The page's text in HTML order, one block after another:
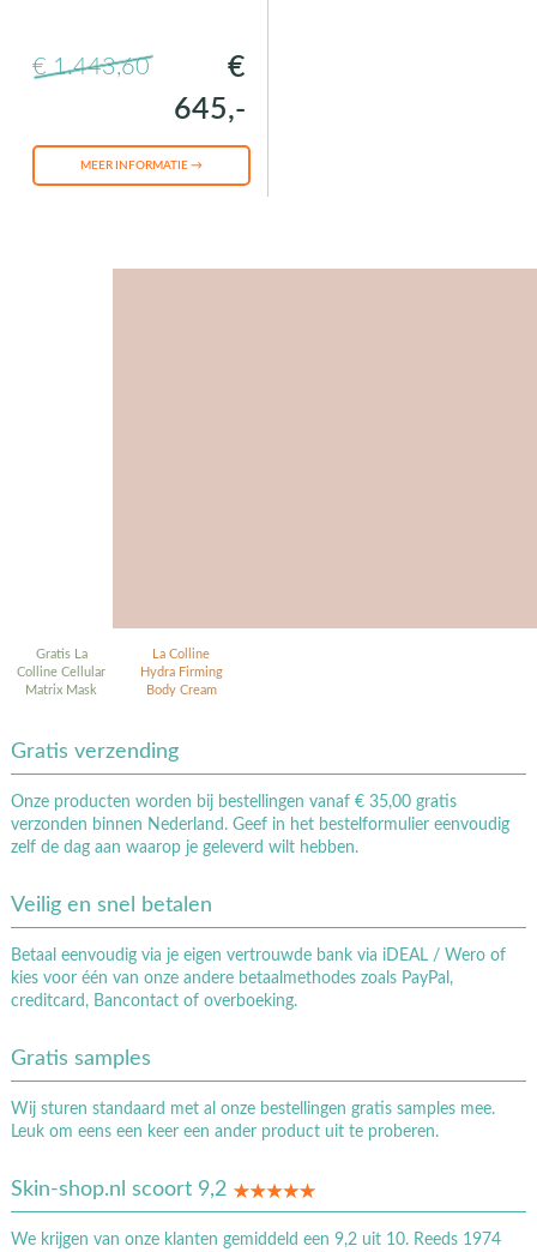
€ 1.443,60
€
645,-
MEER INFORMATIE →
Gratis La
Colline Cellular
Matrix Mask
La Colline
Hydra Firming
Body Cream
Gratis verzending
Onze producten worden bij bestellingen vanaf € 35,00 gratis
verzonden binnen Nederland. Geef in het bestelformulier eenvoudig
zelf de dag aan waarop je geleverd wilt hebben.
Veilig en snel betalen
Betaal eenvoudig via je eigen vertrouwde bank via iDEAL / Wero of
kies voor één van onze andere betaalmethodes zoals PayPal,
creditcard, Bancontact of overboeking.
Gratis samples
Wij sturen standaard met al onze bestellingen gratis samples mee.
Leuk om eens een keer een ander product uit te proberen.
Skin-shop.nl scoort 9,2
We krijgen van onze klanten gemiddeld een 9,2 uit 10. Reeds 1974